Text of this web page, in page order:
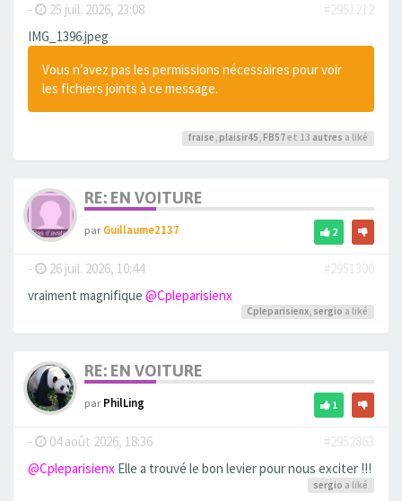
- 25 juil. 2026, 23:08
#2951212
IMG_1396.jpeg
Vous n’avez pas les permissions nécessaires pour voir
les fichiers joints à ce message.
fraise, plaisir45, FB57et 13 autres a liké
RE: EN VOITURE
parGuillaume2137 2
- 26 juil. 2026, 10:44
#2951300
vraiment magnifique @Cpleparisienx
Cpleparisienx, sergio a liké
RE: EN VOITURE
parPhilLing 1
- 04 août 2026, 18:36
#2952863
@Cpleparisienx Elle a trouvé le bon levier pour nous exciter !!!
sergio a liké